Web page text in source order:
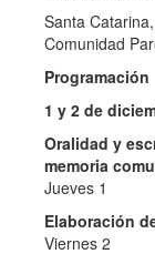
Santa
Comunidad
Programación
1 y 2 de
Oralidad y
memoria
Jueves 1
Elaboración
Viernes 2